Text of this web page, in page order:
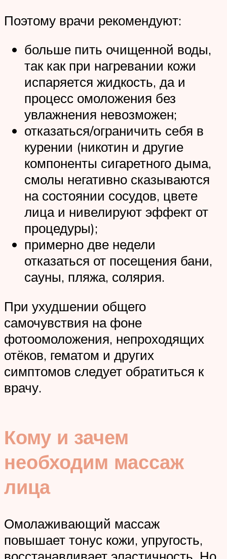
Поэтому врачи рекомендуют:
больше пить очищенной воды,
так как при нагревании кожи
испаряется жидкость, да и
процесс омоложения без
увлажнения невозможен;
отказаться/ограничить себя в
курении (никотин и другие
компоненты сигаретного дыма,
смолы негативно сказываются
на состоянии сосудов, цвете
лица и нивелируют эффект от
процедуры);
примерно две недели
отказаться от посещения бани,
сауны, пляжа, солярия.
При ухудшении общего
самочувствия на фоне
фотоомоложения, непроходящих
отёков, гематом и других
симптомов следует обратиться к
врачу.
Кому и зачем
необходим массаж
лица
Омолаживающий массаж
повышает тонус кожи, упругость,